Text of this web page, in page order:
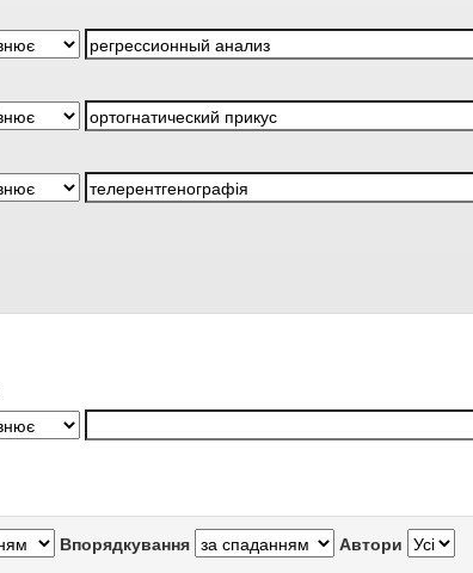
Впорядкування Автори